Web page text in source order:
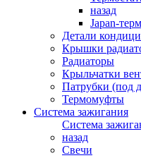
назад
Japan-
Детали
Крышки
Радиаторы
Крыльчатки
Патрубки (под
Термомуфты
Система зажигания
Система
назад
Свечи